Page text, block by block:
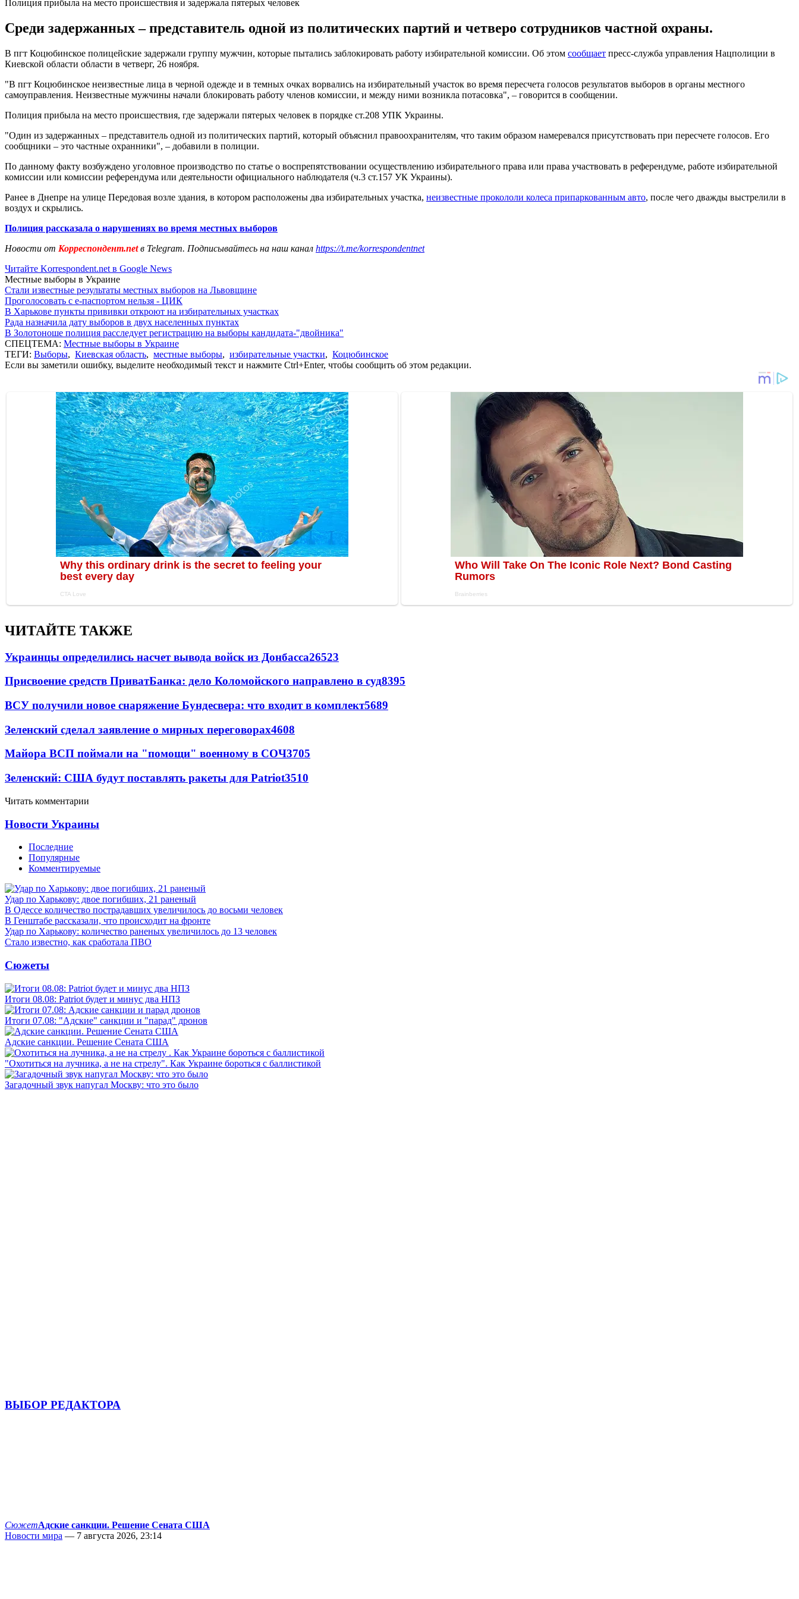
Полиция прибыла на место происшествия и задержала пятерых человек
Среди задержанных – представитель одной из политических партий и четверо сотрудников частной охраны.
В пгт Коцюбинское полицейские задержали группу мужчин, которые пытались заблокировать работу избирательной комиссии. Об этом сообщает пресс-служба управления Нацполиции в
Киевской области области в четверг, 26 ноября.
"В пгт Коцюбинское неизвестные лица в черной одежде и в темных очках ворвались на избирательный участок во время пересчета голосов результатов выборов в органы местного
самоуправления. Неизвестные мужчины начали блокировать работу членов комиссии, и между ними возникла потасовка", – говорится в сообщении.
Полиция прибыла на место происшествия, где задержали пятерых человек в порядке ст.208 УПК Украины.
"Один из задержанных – представитель одной из политических партий, который объяснил правоохранителям, что таким образом намеревался присутствовать при пересчете голосов. Его
сообщники – это частные охранники", – добавили в полиции.
По данному факту возбуждено уголовное производство по статье о воспрепятствовании осуществлению избирательного права или права участвовать в референдуме, работе избирательной
комиссии или комиссии референдума или деятельности официального наблюдателя (ч.3 ст.157 УК Украины).
Ранее в Днепре на улице Передовая возле здания, в котором расположены два избирательных участка, неизвестные прокололи колеса припаркованным авто, после чего дважды выстрелили в
воздух и скрылись.
Полиция рассказала о нарушениях во время местных выборов
Новости от Корреспондент.netв Telegram. Подписывайтесь на наш канал https://t.me/korrespondentnet
Читайте Korrespondent.net в Google News
Местные выборы в Украине
Стали известные результаты местных выборов на Львовщине
Проголосовать с е-паспортом нельзя - ЦИК
В Харькове пункты прививки откроют на избирательных участках
Рада назначила дату выборов в двух населенных пунктах
В Золотоноше полиция расследует регистрацию на выборы кандидата-"двойника"
СПЕЦТЕМА: Местные выборы в Украине
ТЕГИ: Выборы, Киевская область, местные выборы, избирательные участки, Коцюбинское
Если вы заметили ошибку, выделите необходимый текст и нажмите Ctrl+Enter, чтобы сообщить об этом редакции.
ЧИТАЙТЕ ТАКЖЕ
Украинцы определились насчет вывода войск из Донбасса26523
Присвоение средств ПриватБанка: дело Коломойского направлено в суд8395
ВСУ получили новое снаряжение Бундесвера: что входит в комплект5689
Зеленский сделал заявление о мирных переговорах4608
Майора ВСП поймали на "помощи" военному в СОЧ3705
Зеленский: США будут поставлять ракеты для Patriot3510
Читать комментарии
Новости Украины
Последние
Популярные
Комментируемые
Удар по Харькову: двое погибших, 21 раненый
В Одессе количество пострадавших увеличилось до восьми человек
В Генштабе рассказали, что происходит на фронте
Удар по Харькову: количество раненых увеличилось до 13 человек
Стало известно, как сработала ПВО
Сюжеты
Итоги 08.08: Patriot будет и минус два НПЗ
Итоги 07.08: "Адские" санкции и "парад" дронов
Адские санкции. Решение Сената США
"Охотиться на лучника, а не на стрелу". Как Украине бороться с баллистикой
Загадочный звук напугал Москву: что это было
ВЫБОР РЕДАКТОРА
СюжетАдские санкции. Решение Сената США
Новости мира — 7 августа 2026, 23:14